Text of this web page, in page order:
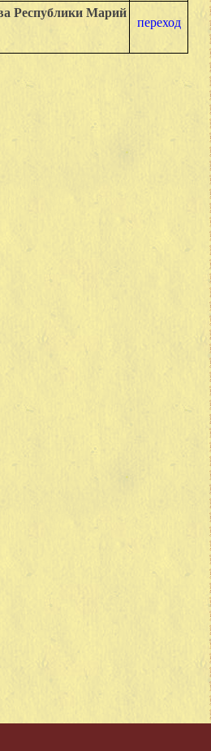
Республики Марий
переход